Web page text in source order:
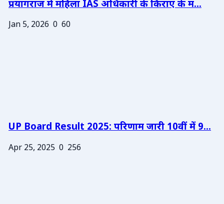
प्रयागराज में महिला IAS अधिकारी के किराए के म...
Jan 5, 2026 0 60
UP Board Result 2025: परिणाम जारी 10वीं में 9...
Apr 25, 2025 0 256